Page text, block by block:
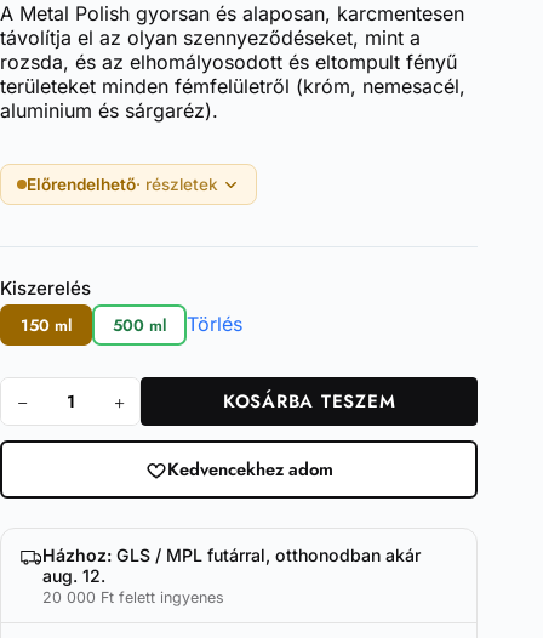
A Metal Polish gyorsan és alaposan, karcmentesen
távolítja el az olyan szennyeződéseket, mint a
rozsda, és az elhomályosodott és eltompult fényű
területeket minden fémfelületről (króm, nemesacél,
aluminium és sárgaréz).
Előrendelhető· részletek
Kiszerelés
150 ml 500 ml Törlés
Metal
KOSÁRBA TESZEM
Kedvencekhez adom
Házhoz: GLS / MPL futárral, otthonodban akár
aug. 12.
20 000 Ft felett ingyenes